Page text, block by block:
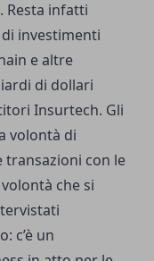
Resta infatti
investimenti
e altre
di dollari
Insurtech. Gli
volontà di
con le
che si
c’è un